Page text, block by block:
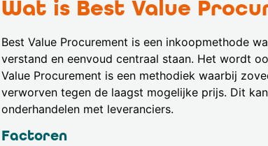
Wat is Best Value
Best Value Procurement is een inkoopmethode
verstand en eenvoud centraal staan. Het wordt
Value Procurement is een methodiek waarbij
verworven tegen de laagst mogelijke prijs. Dit
onderhandelen met leveranciers.
Factoren